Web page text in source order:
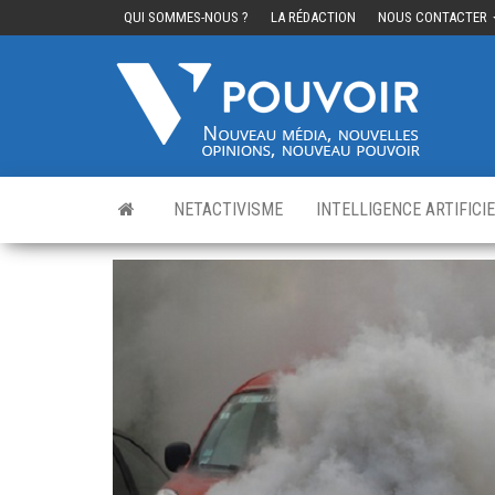
QUI SOMMES-NOUS ? LA RÉDACTION NOUS CONTACTER
nouveau
NETACTIVISME INTELLIGENCE